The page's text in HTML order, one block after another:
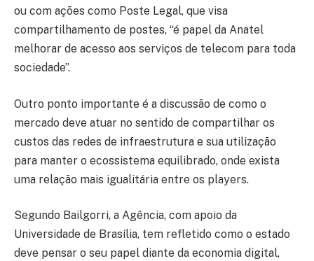
ou com ações como Poste Legal, que visa
compartilhamento de postes, “é papel da Anatel
melhorar de acesso aos serviços de telecom para toda
sociedade”.
Outro ponto importante é a discussão de como o
mercado deve atuar no sentido de compartilhar os
custos das redes de infraestrutura e sua utilização
para manter o ecossistema equilibrado, onde exista
uma relação mais igualitária entre os players.
Segundo Bailgorri, a Agência, com apoio da
Universidade de Brasília, tem refletido como o estado
deve pensar o seu papel diante da economia digital,